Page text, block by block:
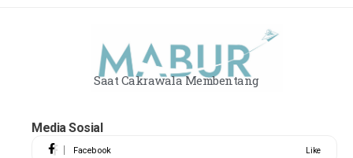
Saat Cakrawala Membentang
Media Sosial
Facebook Like